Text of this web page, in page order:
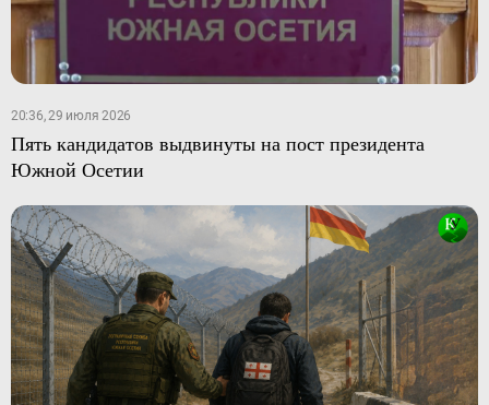
20:36, 29 июля 2026
Пять кандидатов выдвинуты на пост президента
Южной Осетии